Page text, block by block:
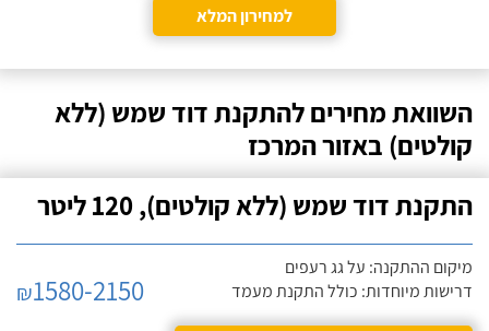
למחירון המלא
השוואת מחירים להתקנת דוד שמש (ללא
קולטים) באזור המרכז
התקנת דוד שמש (ללא קולטים), 120 ליטר
מיקום ההתקנה: על גג רעפים
דרישות מיוחדות: כולל התקנת מעמד
₪1580-2150